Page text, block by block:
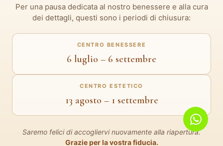
Per una pausa dedicata al nostro benessere e alla cura
dei dettagli, questi sono i periodi di chiusura:
CENTRO BENESSERE
6 luglio – 6 settembre
CENTRO ESTETICO
13 agosto – 1 settembre
Saremo felici di accogliervi nuovamente alla riapertura.
Grazie per la vostra fiducia.